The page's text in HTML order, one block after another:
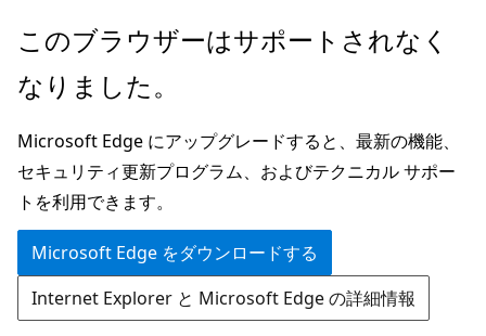
メ
ン
ン
テ
ン
ツ
に
ス
このブラウザーはサポートされなく
なりました。
Microsoft Edge にアップグレードすると、最新の機能、
セキュリティ更新プログラム、およびテクニカル サポー
トを利用できます。
Microsoft Edge をダウンロードする
Internet Explorer と Microsoft Edge の詳細情報